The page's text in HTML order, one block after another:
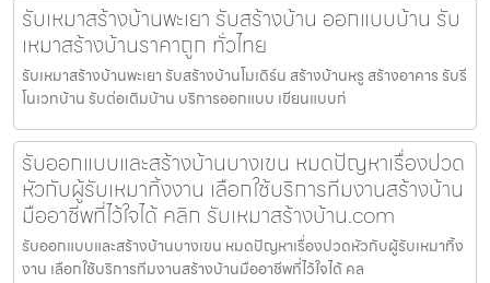
รับเหมาสร้างบ้านพะเยา รับสร้างบ้าน ออกแบบบ้าน รับ
เหมาสร้างบ้านราคาถูก ทั่วไทย
รับเหมาสร้างบ้านพะเยา รับสร้างบ้านโมเดิร์น สร้างบ้านหรู สร้างอาคาร รับรี
โนเวทบ้าน รับต่อเติมบ้าน บริการออกแบบ เขียนแบบก่
รับออกแบบและสร้างบ้านบางเขน หมดปัญหาเรื่องปวด
หัวกับผู้รับเหมาทิ้งงาน เลือกใช้บริการทีมงานสร้างบ้าน
มืออาชีพที่ไว้ใจได้ คลิก รับเหมาสร้างบ้าน.com
รับออกแบบและสร้างบ้านบางเขน หมดปัญหาเรื่องปวดหัวกับผู้รับเหมาทิ้ง
งาน เลือกใช้บริการทีมงานสร้างบ้านมืออาชีพที่ไว้ใจได้ คล